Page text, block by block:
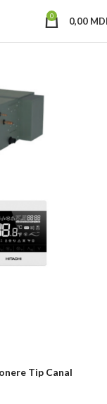
0 0,00
Tip Canal